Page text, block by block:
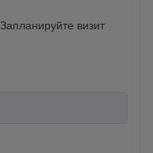
Запланируйте визит